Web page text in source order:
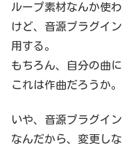
ループ素材なんか使わ
けど、音源プラグイ
用する。
もちろん、自分の曲
これは作曲だろうか。
いや、音源プラグイ
なんだから、変更しな